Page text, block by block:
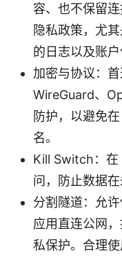
容、也不保留
隐私政策，尤
的日志以及账户
加密与协议：
WireGuard、
防护，以避免
名。
Kill Switch：在
问，防止数据在
分割隧道：允
应用直连公网
私保护。合理